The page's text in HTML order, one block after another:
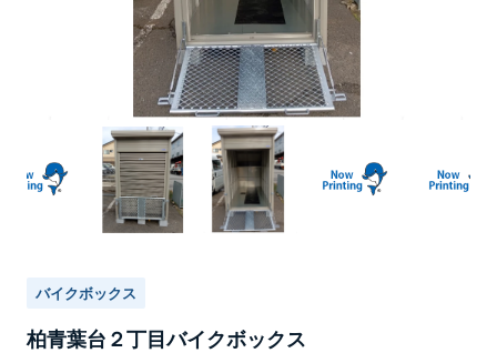
バイクボックス
柏青葉台２丁目バイクボックス